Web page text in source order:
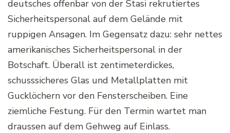
deutsches offenbar von der Stasi rekrutiertes
Sicherheitspersonal auf dem Gelände mit
ruppigen Ansagen. Im Gegensatz dazu: sehr nettes
amerikanisches Sicherheitspersonal in der
Botschaft. Überall ist zentimeterdickes,
schusssicheres Glas und Metallplatten mit
Gucklöchern vor den Fensterscheiben. Eine
ziemliche Festung. Für den Termin wartet man
draussen auf dem Gehweg auf Einlass.